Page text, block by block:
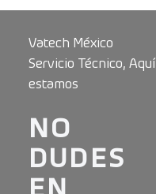
Vatech México
Servicio Técnico, Aquí
estamos
NO
DUDES
EN